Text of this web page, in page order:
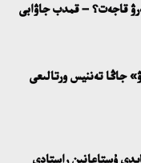
قاجەت؟ – قمدب جاۋابى
جاڭا تەننيس ورتالىعى
ۇستاعانىن راستادى